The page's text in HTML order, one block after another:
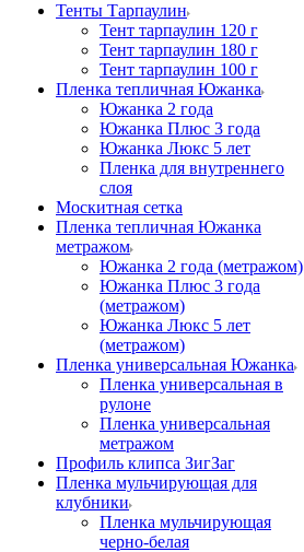
Тенты Тарпаулин
Тент тарпаулин 120 г
Тент тарпаулин 180 г
Тент тарпаулин 100 г
Пленка тепличная Южанка
Южанка 2 года
Южанка Плюс 3 года
Южанка Люкс 5 лет
Пленка для внутреннего
слоя
Москитная сетка
Пленка тепличная Южанка
метражом
Южанка 2 года (метражом)
Южанка Плюс 3 года
(метражом)
Южанка Люкс 5 лет
(метражом)
Пленка универсальная Южанка
Пленка универсальная в
рулоне
Пленка универсальная
метражом
Профиль клипса ЗигЗаг
Пленка мульчирующая для
клубники
Пленка мульчирующая
черно-белая